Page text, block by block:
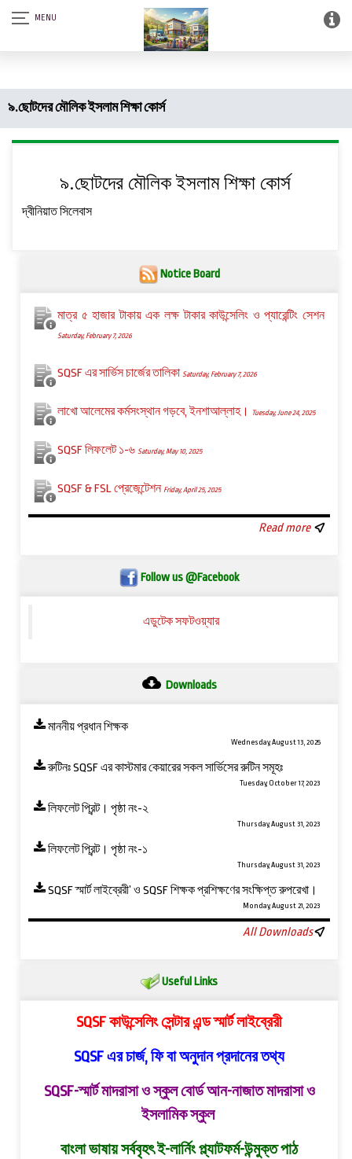
আস-সালামু আলাইকুম। SQSF-কাউন্সেলিং সেন্টার এন্ড স্মার্ট লাইব্রেরী (আত্নশুদ্ধির
সফটওয়্যার)।
৯.ছোটদের মৌলিক ইসলাম শিক্ষা কোর্স
৯.ছোটদের মৌলিক ইসলাম শিক্ষা কোর্স
দ্বীনিয়াত সিলেবাস
Notice Board
মাত্র ৫ হাজার টাকায় এক লক্ষ টাকার কাউন্সেলিং ও প্যারেন্টিং সেশন
Saturday, February 7, 2026
SQSF এর সার্ভিস চার্জের তালিকা Saturday, February 7, 2026
লাখো আলেমের কর্মসংস্থান গড়বে, ইনশাআল্লাহ। Tuesday, June 24, 2025
SQSF লিফলেট ১-৬ Saturday, May 10, 2025
SQSF & FSL প্রেজেন্টেশন Friday, April 25, 2025
Read more
Follow us @Facebook
এডুটেক সফটওয়্যার
Downloads
মাননীয় প্রধান শিক্ষক
Wednesday, August 13, 2025
রুটিনঃ SQSF এর কাস্টমার কেয়ারের সকল সার্ভিসের রুটিন সমূহঃ
Tuesday, October 17, 2023
লিফলেট প্রিন্ট। পৃষ্ঠা নং-২
Thursday, August 31, 2023
লিফলেট প্রিন্ট। পৃষ্ঠা নং-১
Thursday, August 31, 2023
SQSF স্মার্ট লাইব্রেরী’ ও ‍SQSF শিক্ষক প্রশিক্ষণের সংক্ষিপ্ত রুপরেখা।
Monday, August 21, 2023
All Downloads
Useful Links
SQSF কাউন্সেলিং সেন্টার এন্ড স্মার্ট লাইব্রেরী
SQSF এর চার্জ, ফি বা অনুদান প্রদানের তথ্য
SQSF-স্মার্ট মাদরাসা ও স্কুল বোর্ড আন-নাজাত মাদরাসা ও
ইসলামিক স্কুল
বাংলা ভাষায় সর্ববৃহৎ ই-লার্নিং প্ল্যাটফর্ম-উন্মুক্ত পাঠ